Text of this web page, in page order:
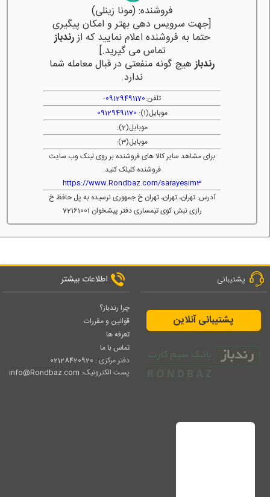
فروشنده: (مونا زینلی)
[جهت سرویس دهی بهتر و امکان پیگیری
حتما به فروشنده اعلام نمایید که ازرندباز
تماس می گیرید.]
رندبازهیچ گونه منفعتی در قبال معامله شما
ندارد.
تلفن:09129491170
-
موبایل(1):
09129491170
موبایل(2):
موبایل(3):
برای مشاهد سایر کالا های فروشنده بر روی لینک وب سایت
فروشنده کلیلک کنید.
https://www.Rondbaz.com/sarayesim3
آدرس: تهران، تهران، تهران خ جمهوری نرسیده به پل حافظ خ
رازی نبش کوی تیمساری دفتر پیشخوان 72161001
پشتیبانی
پشتیبانی آنلاین
اطلاعات بیشتر
چرا رندباز؟
قوانین و مقررات
تعرفه ها
تماس با ما
دفتر مرکزی : 02128420920
پست الکترونیک: info@Rondbaz.com